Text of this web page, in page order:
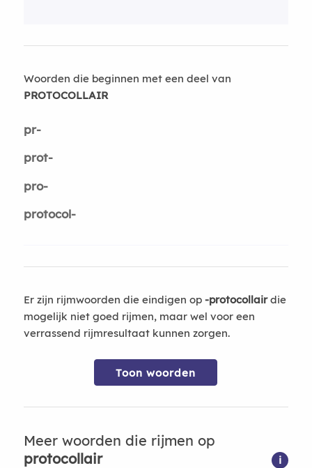
Woorden die beginnen met een deel van
PROTOCOLLAIR
pr-
prot-
pro-
protocol-
Er zijn rijmwoorden die eindigen op -protocollairdie
mogelijk niet goed rijmen, maar wel voor een
verrassend rijmresultaat kunnen zorgen.
Toon woorden
Meer woorden die rijmen op
protocollair
i